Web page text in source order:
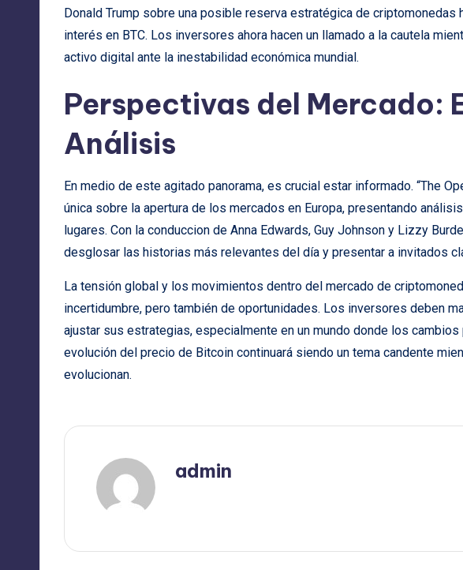
Donald Trump sobre una posible reserva estratégica de criptomonedas
interés en BTC. Los inversores ahora hacen un llamado a la cautela
activo digital ante la inestabilidad económica mundial.
Perspectivas del Mercado:
Análisis
En medio de este agitado panorama, es crucial estar informado. “The
única sobre la apertura de los mercados en Europa, presentando
lugares. Con la conduccion de Anna Edwards, Guy Johnson y Lizzy
desglosar las historias más relevantes del día y presentar a invitados
La tensión global y los movimientos dentro del mercado de
incertidumbre, pero también de oportunidades. Los inversores deben
ajustar sus estrategias, especialmente en un mundo donde los cambios
evolución del precio de Bitcoin continuará siendo un tema candente
evolucionan.
admin